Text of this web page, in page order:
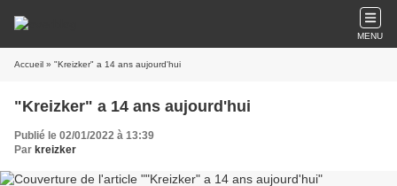
MENU
Accueil » "Kreizker" a 14 ans aujourd'hui
"Kreizker" a 14 ans aujourd'hui
Publié le 02/01/2022 à 13:39
Par kreizker